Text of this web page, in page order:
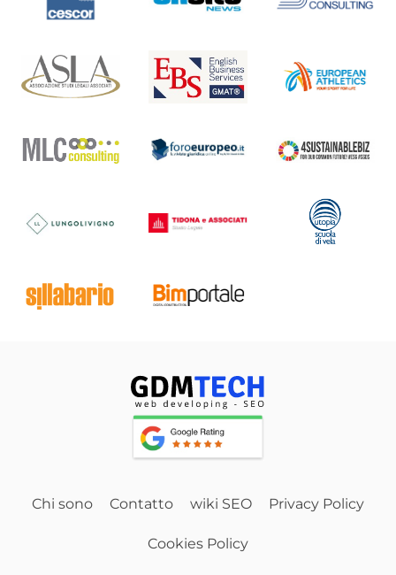
Chi sono Contatto wiki SEO Privacy Policy
Cookies Policy